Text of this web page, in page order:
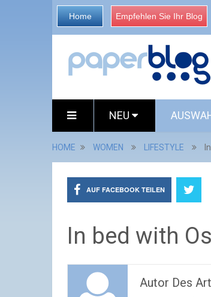
Home Empfehlen Sie Ihr Blog
NEU
HOME WOMEN LIFESTYLE
AUF FACEBOOK TEILEN
In bed with
Autor Des